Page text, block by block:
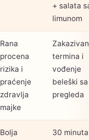
+ salata
limunom
Rana
procena
rizika i
praćenje
zdravlja
majke
termina i
vođenje
beleški sa
pregleda
Bolja 30 minuta